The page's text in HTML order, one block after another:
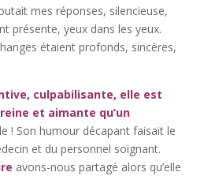
mes réponses, silencieuse,
présente, yeux dans les yeux.
étaient profonds, sincères,
culpabilisante, elle est
et aimante qu’un
! Son humour décapant faisait le
et du personnel soignant.
avons-nous partagé alors qu’elle